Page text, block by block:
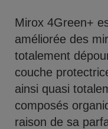
Mirox 4Green+
améliorée des
totalement
couche
ainsi quasi
composés
raison de sa